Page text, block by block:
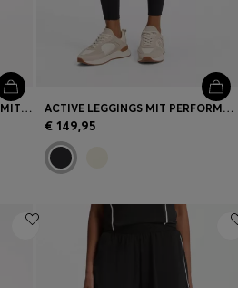
ZWEILAGIGE ACTIVE SHORTS MIT FEUCHTIGKEITSMANAGEMENT ACTIVE LEGGINGS MIT PERFORMANCE-STRETCH UND FEUCHTIGKEITSMANAGEMENT
€ 149,95